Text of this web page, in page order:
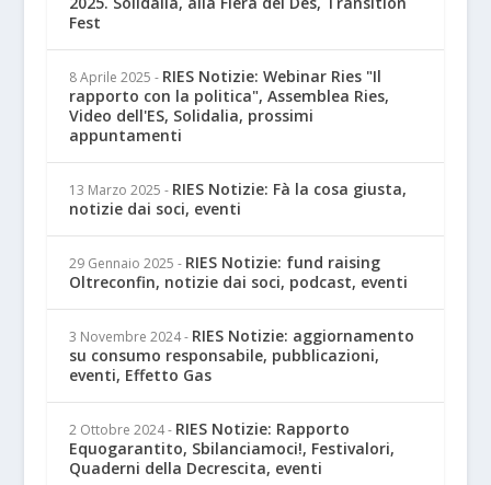
Fest
8 Aprile 2025 - RIES Notizie: Webinar Ries "Il
rapporto con la politica", Assemblea Ries,
Video dell'ES, Solidalia, prossimi
appuntamenti
13 Marzo 2025 - RIES Notizie: Fà la cosa giusta,
notizie dai soci, eventi
29 Gennaio 2025 - RIES Notizie: fund raising
Oltreconfin, notizie dai soci, podcast, eventi
3 Novembre 2024 - RIES Notizie: aggiornamento
su consumo responsabile, pubblicazioni,
eventi, Effetto Gas
2 Ottobre 2024 - RIES Notizie: Rapporto
Equogarantito, Sbilanciamoci!, Festivalori,
Quaderni della Decrescita, eventi